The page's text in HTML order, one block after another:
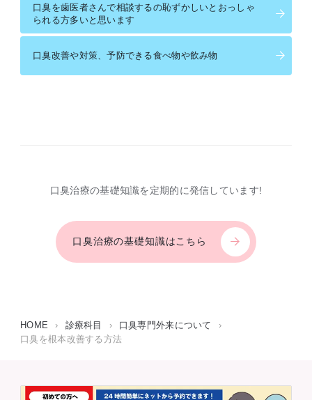
口臭を歯医者さんで相談するの恥ずかしいとおっしゃ
られる方多いと思います
口臭改善や対策、予防できる食べ物や飲み物
口臭治療の基礎知識を定期的に発信しています!
口臭治療の基礎知識はこちら
HOME › 診療科目 › 口臭専門外来について
›
口臭を根本改善する方法